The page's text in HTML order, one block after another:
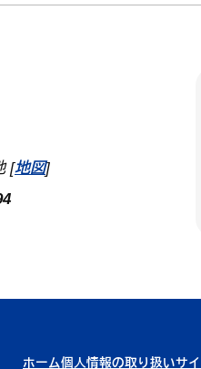
[地図]
ホーム個人情報の取り扱いサ